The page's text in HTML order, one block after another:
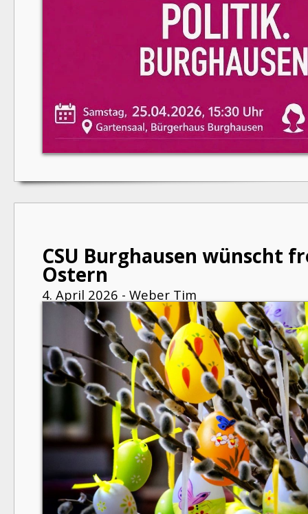
CSU Burghausen wünscht
Ostern
4. April 2026 - Weber Tim